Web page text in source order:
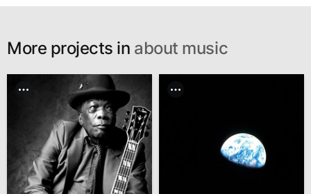
More projects in about music